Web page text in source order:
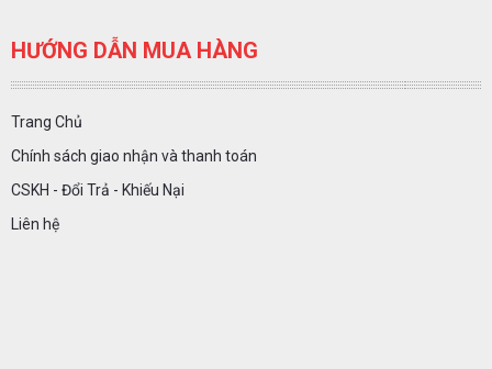
HƯỚNG DẪN MUA HÀNG
Trang Chủ
Chính sách giao nhận và thanh toán
CSKH - Đổi Trả - Khiếu Nại
Liên hệ